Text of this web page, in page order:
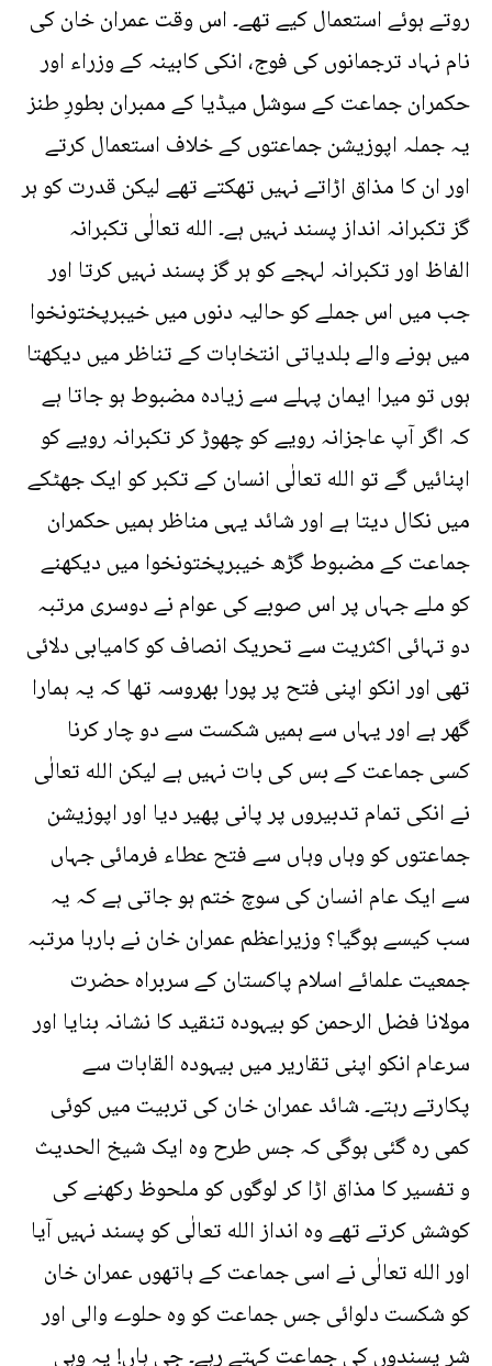
روتے ہوئے استعمال کیے تھے۔ اس وقت عمران خان کی
نام نہاد ترجمانوں کی فوج، انکی کابینہ کے وزراء اور
حکمران جماعت کے سوشل میڈیا کے ممبران بطورِ طنز
یہ جملہ اپوزیشن جماعتوں کے خلاف استعمال کرتے
اور ان کا مذاق اڑاتے نہیں تھکتے تھے لیکن قدرت کو ہر
گز تکبرانہ انداز پسند نہیں ہے۔ الله تعالٰی تکبرانہ
الفاظ اور تکبرانہ لہجے کو ہر گز پسند نہیں کرتا اور
جب میں اس جملے کو حالیہ دنوں میں خیبرپختونخوا
میں ہونے والے بلدیاتی انتخابات کے تناظر میں دیکھتا
ہوں تو میرا ایمان پہلے سے زیادہ مضبوط ہو جاتا ہے
کہ اگر آپ عاجزانہ رویے کو چھوڑ کر تکبرانہ رویے کو
اپنائیں گے تو الله تعالٰی انسان کے تکبر کو ایک جھٹکے
میں نکال دیتا ہے اور شائد یہی مناظر ہمیں حکمران
جماعت کے مضبوط گڑھ خیبرپختونخوا میں دیکھنے
کو ملے جہاں پر اس صوبے کی عوام نے دوسری مرتبہ
دو تہائی اکثریت سے تحریک انصاف کو کامیابی دلائی
تھی اور انکو اپنی فتح پر پورا بھروسہ تھا کہ یہ ہمارا
گھر ہے اور یہاں سے ہمیں شکست سے دو چار کرنا
کسی جماعت کے بس کی بات نہیں ہے لیکن الله تعالٰی
نے انکی تمام تدبیروں پر پانی پھیر دیا اور اپوزیشن
جماعتوں کو وہاں وہاں سے فتح عطاء فرمائی جہاں
سے ایک عام انسان کی سوچ ختم ہو جاتی ہے کہ یہ
سب کیسے ہوگیا؟ وزیراعظم عمران خان نے بارہا مرتبہ
جمعیت علمائے اسلام پاکستان کے سربراہ حضرت
مولانا فضل الرحمن کو بیہودہ تنقید کا نشانہ بنایا اور
سرعام انکو اپنی تقاریر میں بیہودہ القابات سے
پکارتے رہتے۔ شائد عمران خان کی تربیت میں کوئی
کمی رہ گئی ہوگی کہ جس طرح وہ ایک شیخ الحدیث
و تفسیر کا مذاق اڑا کر لوگوں کو ملحوظ رکھنے کی
کوشش کرتے تھے وہ انداز الله تعالٰی کو پسند نہیں آیا
اور الله تعالٰی نے اسی جماعت کے ہاتھوں عمران خان
کو شکست دلوائی جس جماعت کو وہ حلوے والی اور
شر پسندوں کی جماعت کہتے رہے۔ جی ہاں! یہ وہی